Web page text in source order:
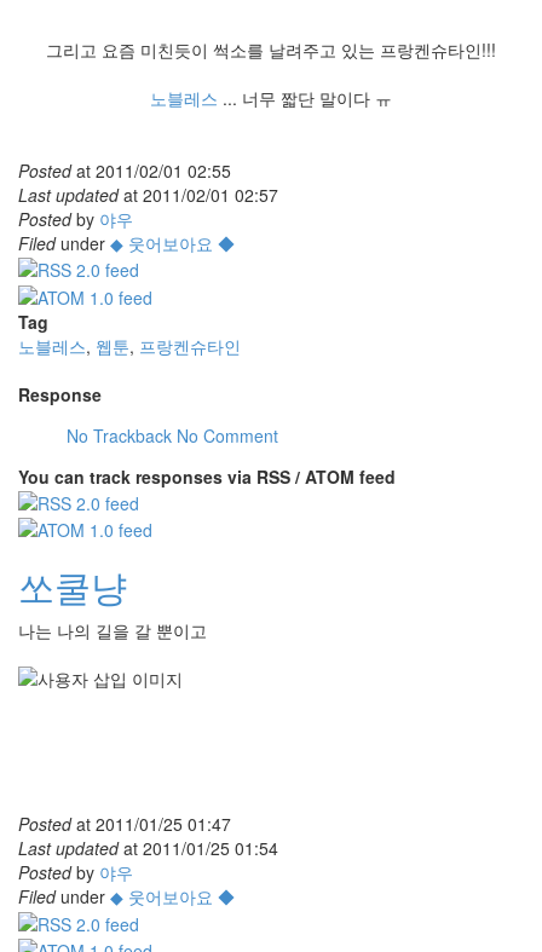
그리고 요즘 미친듯이 썩소를 날려주고 있는 프랑켄슈타인!!!
노블레스 ... 너무 짧단 말이다 ㅠ
Postedat 2011/02/01 02:55
Last updatedat 2011/02/01 02:57
Postedby 야우
Filedunder ◆ 웃어보아요 ◆
Tag
노블레스, 웹툰, 프랑켄슈타인
Response
No Trackback No Comment
You can track responses via RSS / ATOM feed
쏘쿨냥
나는 나의 길을 갈 뿐이고
Postedat 2011/01/25 01:47
Last updatedat 2011/01/25 01:54
Postedby 야우
Filedunder ◆ 웃어보아요 ◆